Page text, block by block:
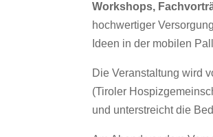
Workshops,
hochwertiger
Ideen in der mobilen
Die Veranstaltung wird
(Tiroler
und unterstreicht die